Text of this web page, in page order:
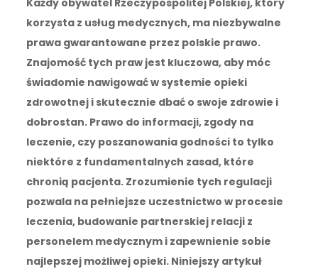
korzysta z usług medycznych, ma niezbywalne
prawa gwarantowane przez polskie prawo.
Znajomość tych praw jest kluczowa, aby móc
świadomie nawigować w systemie opieki
zdrowotnej i skutecznie dbać o swoje zdrowie i
dobrostan. Prawo do informacji, zgody na
leczenie, czy poszanowania godności to tylko
niektóre z fundamentalnych zasad, które
chronią pacjenta. Zrozumienie tych regulacji
pozwala na pełniejsze uczestnictwo w procesie
leczenia, budowanie partnerskiej relacji z
personelem medycznym i zapewnienie sobie
najlepszej możliwej opieki. Niniejszy artykuł